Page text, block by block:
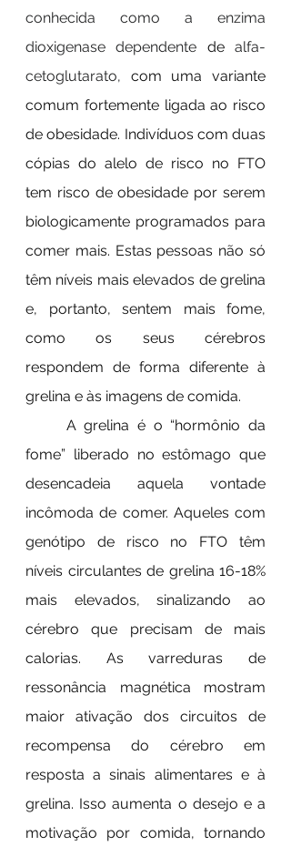
conhecida como a enzima
dioxigenase dependente de alfa-
cetoglutarato, com uma variante
comum fortemente ligada ao risco
de obesidade. Indivíduos com duas
cópias do alelo de risco no FTO
tem risco de obesidade por serem
biologicamente programados para
comer mais. Estas pessoas não só
têm níveis mais elevados de grelina
e, portanto, sentem mais fome,
como os seus cérebros
respondem de forma diferente à
grelina e às imagens de comida.
fome” liberado no estômago que
desencadeia aquela vontade
incômoda de comer. Aqueles com
genótipo de risco no FTO têm
níveis circulantes de grelina 16-18%
mais elevados, sinalizando ao
cérebro que precisam de mais
calorias. As varreduras de
ressonância magnética mostram
maior ativação dos circuitos de
recompensa do cérebro em
resposta a sinais alimentares e à
grelina. Isso aumenta o desejo e a
motivação por comida, tornando